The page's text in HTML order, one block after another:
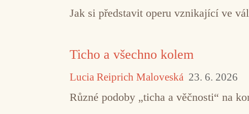
Jak si představit operu vznikající ve
Ticho a všechno kolem
Lucia Reiprich Maloveská 23. 6. 2026
Různé podoby „ticha a věčnosti“ na